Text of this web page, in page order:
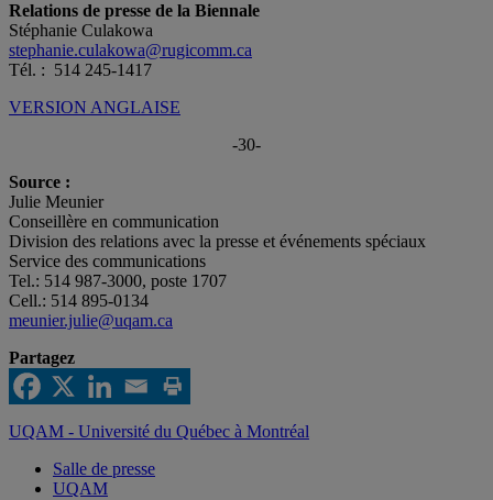
Relations de presse de la Biennale
Stéphanie Culakowa
stephanie.culakowa@rugicomm.ca
Tél. : 514 245-1417
VERSION ANGLAISE
-30-
Source :
Julie Meunier
Conseillère en communication
Division des relations avec la presse et événements spéciaux
Service des communications
Tel.: 514 987-3000, poste 1707
Cell.: 514 895-0134
meunier.julie@uqam.ca
Partagez
UQAM - Université du Québec à Montréal
Salle de presse
UQAM